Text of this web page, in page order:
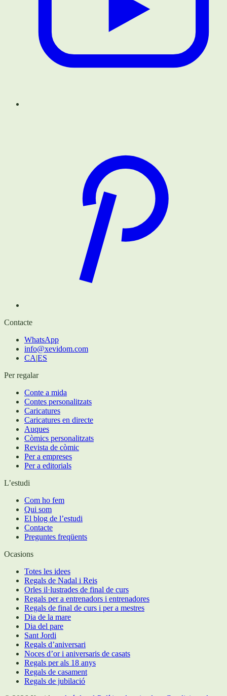
Contacte
WhatsApp
info@xevidom.com
CA|ES
Per regalar
Conte a mida
Contes personalitzats
Caricatures
Caricatures en directe
Auques
Còmics personalitzats
Revista de còmic
Per a empreses
Per a editorials
L’estudi
Com ho fem
Qui som
El blog de l’estudi
Contacte
Preguntes freqüents
Ocasions
Totes les idees
Regals de Nadal i Reis
Orles il·lustrades de final de curs
Regals per a entrenadors i entrenadores
Regals de final de curs i per a mestres
Dia de la mare
Dia del pare
Sant Jordi
Regals d’aniversari
Noces d’or i aniversaris de casats
Regals per als 18 anys
Regals de casament
Regals de jubilació